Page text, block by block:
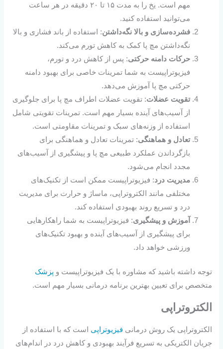
مهم است. یخ را به مدت ۱۵ تا ۲۰ دقیقه در هر ساعت
می‌توانید استفاده کنید.
فشرده‌سازی و بالا نگه‌داشتن: استفاده از باند فشاری و بالا
نگه‌داشتن مچ پا کمک به کاهش تورم می‌کند.
حرکات دامنه حرکتی: پس از کاهش درد و تورم،
فیزیوتراپیست به شما تمرینات خاصی برای بهبود دامنه
حرکتی مچ پا آموزش می‌دهد.
تقویت عضلات: تقویت عضلات اطراف مچ پا برای جلوگیری
از آسیب‌های آینده بسیار مهم است. تمرینات تقویتی شامل
استفاده از وزنه‌های سبک و تمرینات مقاومتی است.
تعادل و هماهنگی: تمرینات تعادل و هماهنگی برای
بازگرداندن عملکرد طبیعی مچ پا و پیشگیری از آسیب‌های
مجدد انجام می‌شود.
مدیریت درد: فیزیوتراپیست ممکن است از تکنیک‌های
مختلفی مانند الکتروتراپی، ماساژ و حرارت برای مدیریت
درد و تسریع روند بهبودی استفاده کند.
آموزش و پیشگیری: فیزیوتراپیست به شما راهکارهایی
برای پیشگیری از آسیب‌های آینده و بهبود تکنیک‌های
ورزشی خواهد داد.
توجه داشته باشید که مشاوره با یک فیزیوتراپیست و پزشک
متخصص برای تعیین بهترین برنامه درمانی بسیار مهم است.
الکتروتراپی
الکتروتراپی یک روش درمانی فیزیوتراپی است که با استفاده از
جریان الکتریکی به تسریع فرآیند بهبودی و کاهش درد در اندام‌های